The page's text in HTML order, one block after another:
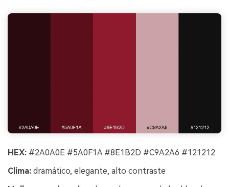
HEX: #2A0A0E #5A0F1A #8E1B2D #C9A2A6 #121212
Clima: dramático, elegante, alto contraste